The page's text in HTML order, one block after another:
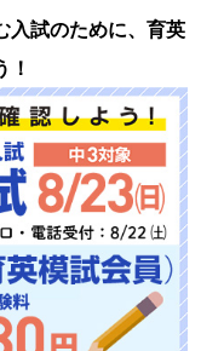
試のために、 育英